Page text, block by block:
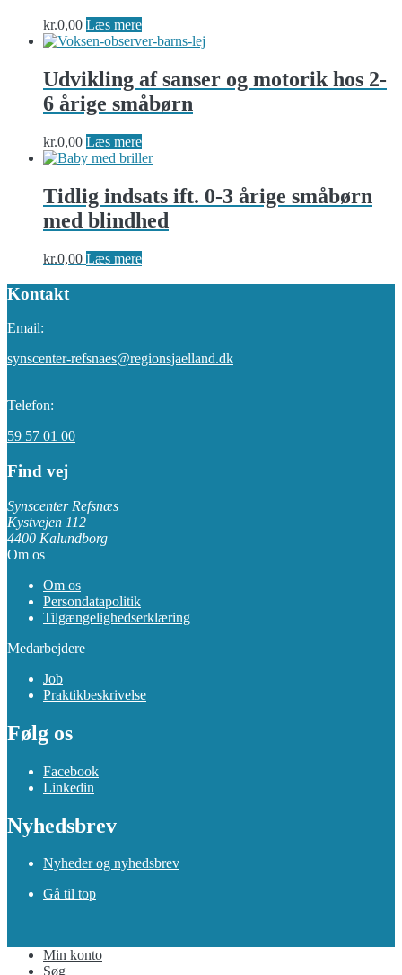
kr.0,00 Læs mere
Udvikling af sanser og motorik hos 2-
6 årige småbørn
kr.0,00 Læs mere
Tidlig indsats ift. 0-3 årige småbørn
med blindhed
kr.0,00 Læs mere
Kontakt
Email:
synscenter-refsnaes@regionsjaelland.dk
Telefon:
59 57 01 00
Find vej
Synscenter Refsnæs
Kystvejen 112
4400 Kalundborg
Om os
Om os
Persondatapolitik
Tilgængelighedserklæring
Medarbejdere
Job
Praktikbeskrivelse
Følg os
Facebook
Linkedin
Nyhedsbrev
Nyheder og nyhedsbrev
Gå til top
Min konto
Søg